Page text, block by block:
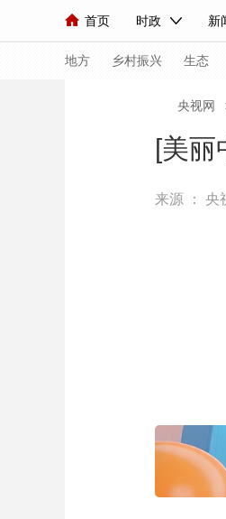
首页 时政 新
人民领袖习近平 联播+
直播 栏目大全
海外频道 iPanda
地方 乡村振兴 生态
国内 国际
教育 乡
大国展会
央视网
[美丽
来源 ： 央